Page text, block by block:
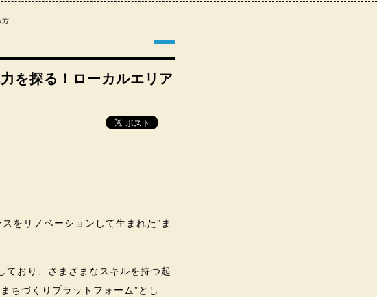
を探る！ローカルエリア
をリノベーションして生まれた”ま
おり、さまざまなスキルを持つ起
ちづくりプラットフォーム”とし